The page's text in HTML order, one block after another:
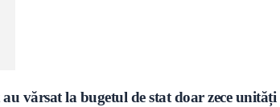
vărsat la bugetul de stat doar zece